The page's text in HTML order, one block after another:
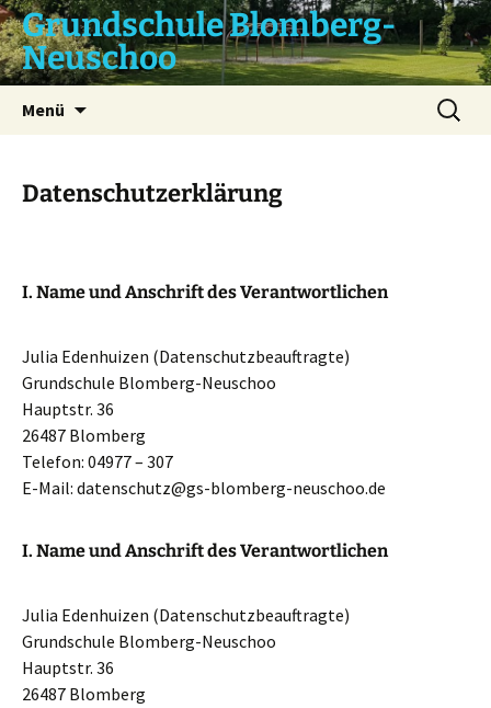
Zum
Inhalt
springen
Grundschule Blomberg-
Neuschoo
Menü
Suchen
nach:
Datenschutzerklärung
I. Name und Anschrift des Verantwortlichen
Julia Edenhuizen (Datenschutzbeauftragte)
Grundschule Blomberg-Neuschoo
Hauptstr. 36
26487 Blomberg
Telefon: 04977 – 307
E-Mail: datenschutz@gs-blomberg-neuschoo.de
I. Name und Anschrift des Verantwortlichen
Julia Edenhuizen (Datenschutzbeauftragte)
Grundschule Blomberg-Neuschoo
Hauptstr. 36
26487 Blomberg